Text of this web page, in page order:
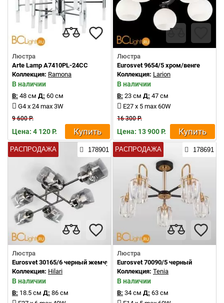
Люстра
Arte Lamp A7410PL-24CC
Коллекция: Ramona
В наличии
В: 48 см Д: 60 см
G4 x 24 max 3W
9 600 Р.
Цена: 4 120 Р. Купить
Люстра
Eurosvet 9654/5 хром/венге
Коллекция: Larion
В наличии
В: 23 см Д: 47 см
E27 x 5 max 60W
16 300 Р.
Цена: 13 900 Р. Купить
РАСПРОДАЖА 178901
Люстра
Eurosvet 30165/6 черный жемчуг
Коллекция: Hilari
В наличии
В: 18.5 см Д: 86 см
РАСПРОДАЖА 178691
Люстра
Eurosvet 70090/5 черный
Коллекция: Tenia
В наличии
В: 34 см Д: 63 см